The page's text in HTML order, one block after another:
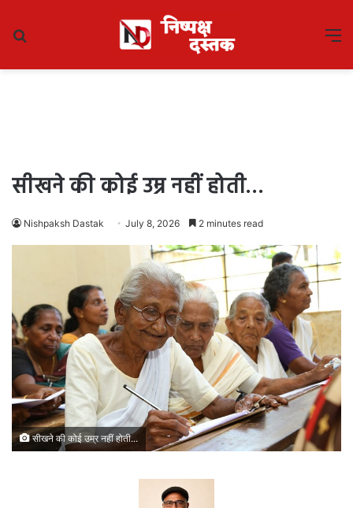
सीखने की कोई उम्र नहीं होती…
Nishpaksh Dastak July 8, 2026 2 minutes read
सीखने की कोई उम्र नहीं होती...